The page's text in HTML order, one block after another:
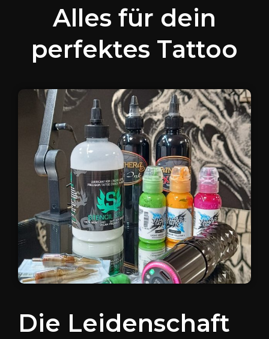
Alles für dein
perfektes Tattoo
Die Leidenschaft